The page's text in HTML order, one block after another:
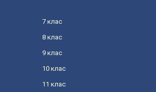
7 клас
8 клас
9 клас
10 клас
11 клас